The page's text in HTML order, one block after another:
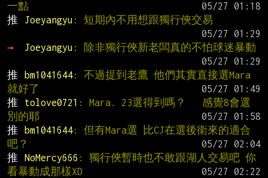
一點
推
Joeyangyu : 短期內不用想跟獨行俠交易
→
Joeyangyu : 除非獨行俠新老闆真的不怕球迷暴動
推
bm1041644: 不過提到老鷹 他們其實直接選Mara
就好了
推
tolove0721 : Mara. 23選得到嗎？   感覺8會選
別的耶
推
bm1041644: 但有Mara選 比CJ在選後衛來的適合
吧？
推
NoMercy666 : 獨行俠暫時也不敢跟湖人交易吧 你
看暴動成那樣XD